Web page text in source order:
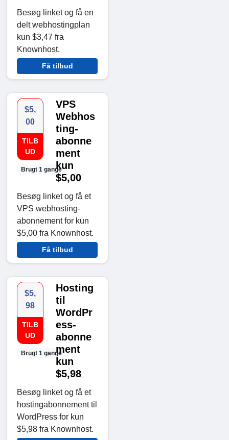
Besøg linket og få en
delt webhostingplan
kun $3,47 fra
Knownhost.
Få tilbud
$5,
00
TILB
UD
Brugt 1 gange
VPS
Webhos
ting-
abonne
ment
kun
$5,00
Besøg linket og få et
VPS webhosting-
abonnement for kun
$5,00 fra Knownhost.
Få tilbud
$5,
98
TILB
UD
Brugt 1 gange
Hosting
til
WordPr
ess-
abonne
ment
kun
$5,98
Besøg linket og få et
hostingabonnement til
WordPress for kun
$5,98 fra Knownhost.